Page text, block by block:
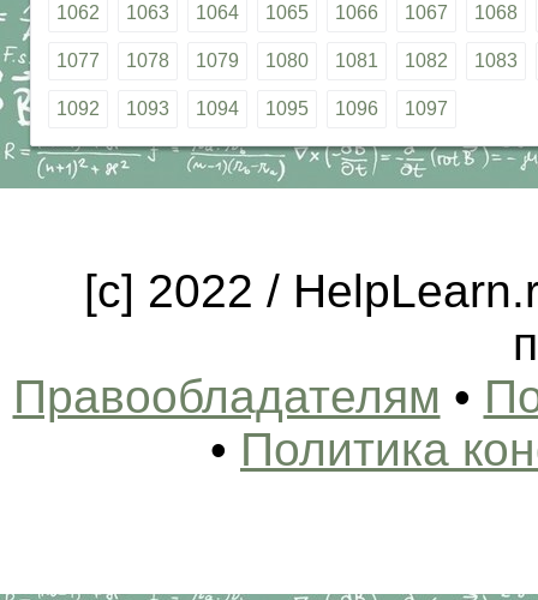
1062 1063 1064 1065 1066 1067 1068
1077 1078 1079 1080 1081 1082 1083
1092 1093 1094 1095 1096 1097
[c] 2022 /
Правообладателям •
• Политика